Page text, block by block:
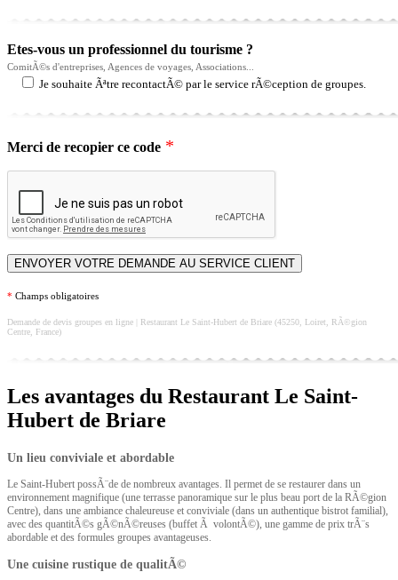
Etes-vous un professionnel du tourisme ?
ComitÃ©s d'entreprises, Agences de voyages, Associations...
Je souhaite Ãªtre recontactÃ© par le service rÃ©ception de groupes.
Merci de recopier ce code *
* Champs obligatoires
Demande de devis groupes en ligne | Restaurant Le Saint-Hubert de Briare (45250, Loiret, RÃ©gion
Centre, France)
Les avantages du Restaurant Le Saint-
Hubert de Briare
Un lieu conviviale et abordable
Le Saint-Hubert possÃ¨de de nombreux avantages. Il permet de se restaurer dans un
environnement magnifique (une terrasse panoramique sur le plus beau port de la RÃ©gion
Centre), dans une ambiance chaleureuse et conviviale (dans un authentique bistrot familial),
avec des quantitÃ©s gÃ©nÃ©reuses (buffet Ã volontÃ©), une gamme de prix trÃ¨s
abordable et des formules groupes avantageuses.
Une cuisine rustique de qualitÃ©